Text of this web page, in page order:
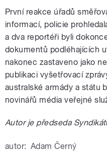
První reakce úřadů
informací, policie
a dva reportéři byli
dokumentů podléhajících
nakonec zastaveno jako
publikaci vyšetřovací
australské armády a státu
novinářů média veřejné
Autor je předseda
autor: Adam Černý